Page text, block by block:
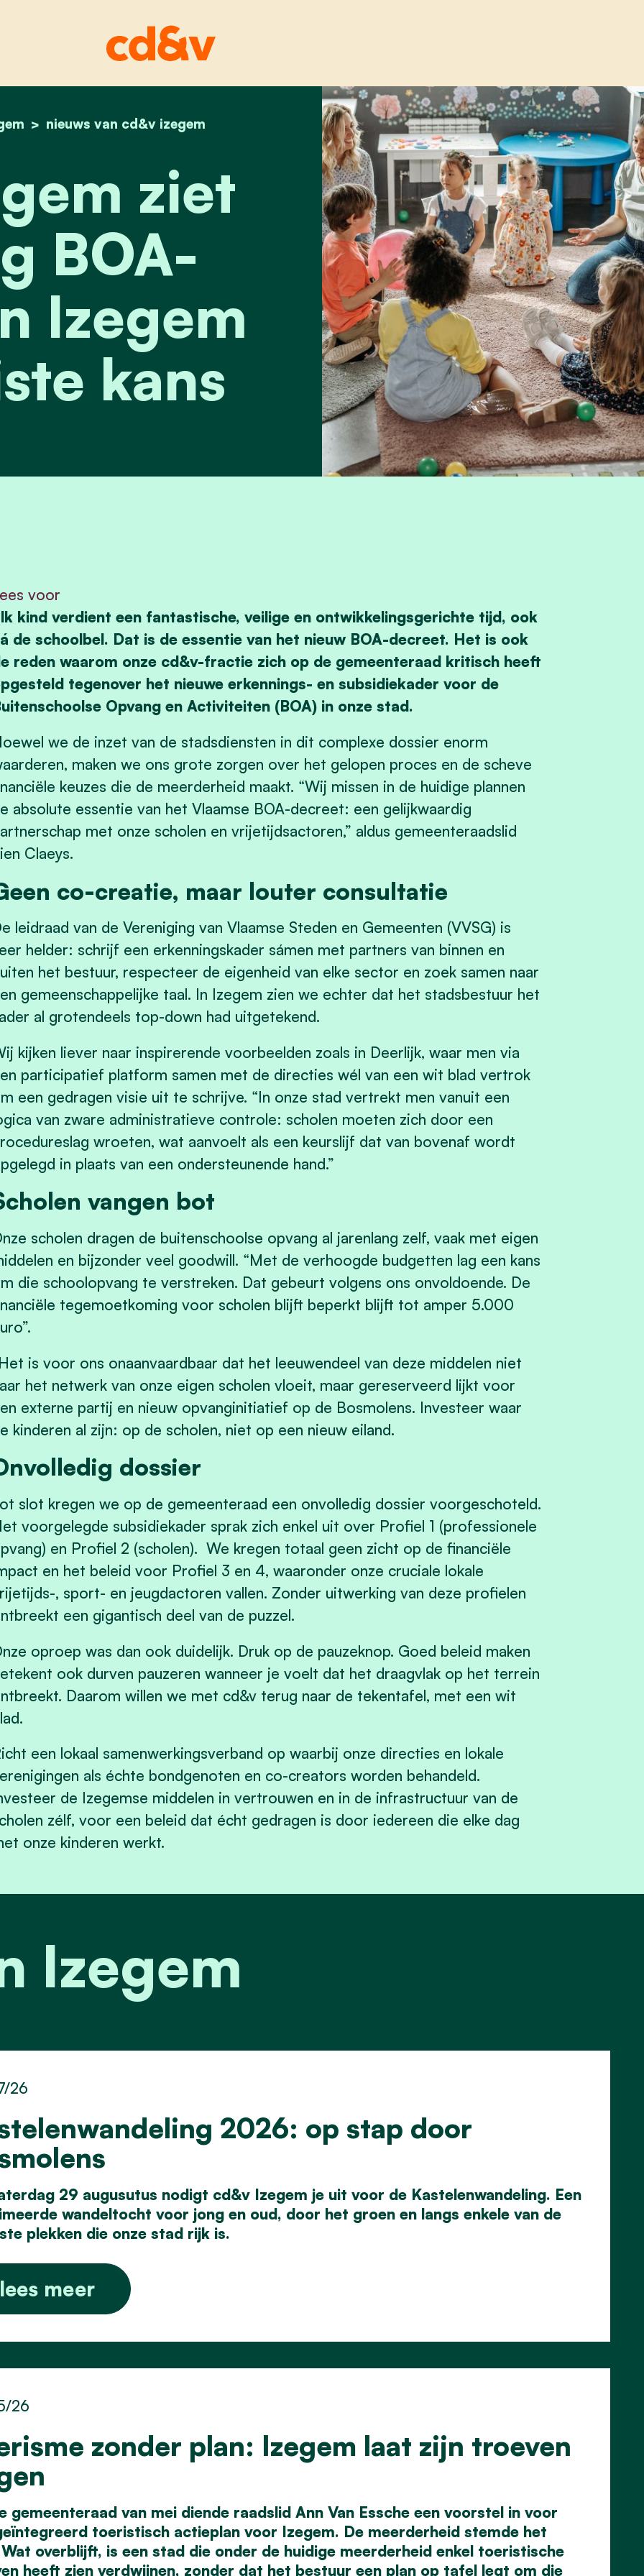
home nieuws van cd&v izegem
cd&v izegem ziet invulling boa-decreet in izegem als gemiste kans
ziet
BOA-
Izegem
kans
voor
kind verdient een fantastische, veilige en ontwikkelingsgerichte tijd, ook
de schoolbel. Dat is de essentie van het nieuw BOA-decreet. Het is ook
reden waarom onze cd&v-fractie zich op de gemeenteraad kritisch heeft
tegenover het nieuwe erkennings- en subsidiekader voor de
Opvang en Activiteiten (BOA) in onze stad.
we de inzet van de stadsdiensten in dit complexe dossier enorm
maken we ons grote zorgen over het gelopen proces en de scheve
keuzes die de meerderheid maakt. “Wij missen in de huidige plannen
absolute essentie van het Vlaamse BOA-decreet: een gelijkwaardig
met onze scholen en vrijetijdsactoren,” aldus gemeenteraadslid
Claeys.
co-creatie, maar louter consultatie
leidraad van de Vereniging van Vlaamse Steden en Gemeenten (VVSG) is
helder: schrijf een erkenningskader sámen met partners van binnen en
het bestuur, respecteer de eigenheid van elke sector en zoek samen naar
gemeenschappelijke taal. In Izegem zien we echter dat het stadsbestuur het
al grotendeels top-down had uitgetekend.
kijken liever naar inspirerende voorbeelden zoals in Deerlijk, waar men via
participatief platform samen met de directies wél van een wit blad vertrok
een gedragen visie uit te schrijve. “In onze stad vertrekt men vanuit een
van zware administratieve controle: scholen moeten zich door een
wroeten, wat aanvoelt als een keurslijf dat van bovenaf wordt
in plaats van een ondersteunende hand.”
vangen bot
scholen dragen de buitenschoolse opvang al jarenlang zelf, vaak met eigen
en bijzonder veel goodwill. “Met de verhoogde budgetten lag een kans
die schoolopvang te verstreken. Dat gebeurt volgens ons onvoldoende. De
tegemoetkoming voor scholen blijft beperkt blijft tot amper 5.000
is voor ons onaanvaardbaar dat het leeuwendeel van deze middelen niet
het netwerk van onze eigen scholen vloeit, maar gereserveerd lijkt voor
externe partij en nieuw opvanginitiatief op de Bosmolens. Investeer waar
kinderen al zijn: op de scholen, niet op een nieuw eiland.
dossier
slot kregen we op de gemeenteraad een onvolledig dossier voorgeschoteld.
voorgelegde subsidiekader sprak zich enkel uit over Profiel 1 (professionele
en Profiel 2 (scholen). We kregen totaal geen zicht op de financiële
en het beleid voor Profiel 3 en 4, waaronder onze cruciale lokale
, sport- en jeugdactoren vallen. Zonder uitwerking van deze profielen
een gigantisch deel van de puzzel.
oproep was dan ook duidelijk. Druk op de pauzeknop. Goed beleid maken
ook durven pauzeren wanneer je voelt dat het draagvlak op het terrein
Daarom willen we met cd&v terug naar de tekentafel, met een wit
een lokaal samenwerkingsverband op waarbij onze directies en lokale
als échte bondgenoten en co-creators worden behandeld.
de Izegemse middelen in vertrouwen en in de infrastructuur van de
zélf, voor een beleid dat écht gedragen is door iedereen die elke dag
onze kinderen werkt.
Izegem
2026: op stap door
26
29 augusutus nodigt cd&v Izegem je uit voor de Kastelenwandeling. Een
wandeltocht voor jong en oud, door het groen en langs enkele van de
plekken die onze stad rijk is.
lees meer
zonder plan: Izegem laat zijn troeven
26
gemeenteraad van mei diende raadslid Ann Van Essche een voorstel in voor
toeristisch actieplan voor Izegem. De meerderheid stemde het
overblijft, is een stad die onder de huidige meerderheid enkel toeristische
heeft zien verdwijnen, zonder dat het bestuur een plan op tafel legt om die